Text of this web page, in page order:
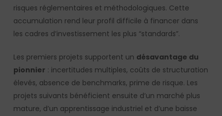
risques réglementaires et méthodologiques. Cette
accumulation rend leur profil difficile à financer dans
les cadres d’investissement les plus “standards”.
Les premiers projets supportent un désavantage du
pionnier : incertitudes multiples, coûts de structuration
élevés, absence de benchmarks, prime de risque. Les
projets suivants bénéficient ensuite d’un marché plus
mature, d’un apprentissage industriel et d’une baisse